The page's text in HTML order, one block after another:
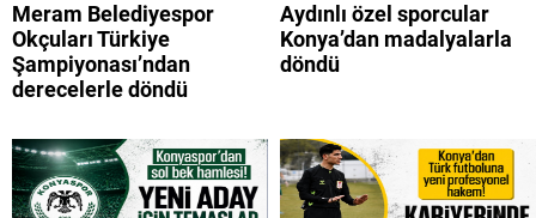
Meram Belediyespor
Okçuları Türkiye
Şampiyonası’ndan
derecelerle döndü
Aydınlı özel sporcular
Konya’dan madalyalarla
döndü